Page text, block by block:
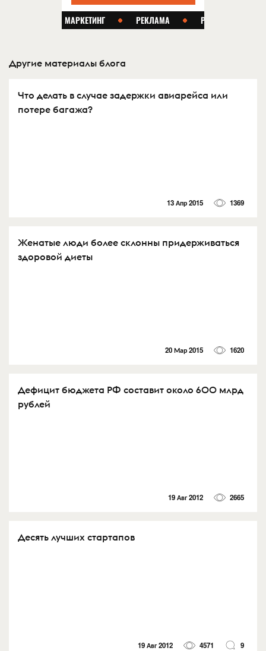
Другие материалы блога
Что делать в случае задержки авиарейса или
потере багажа?
13 Апр 2015 1369
Женатые люди более склонны придерживаться
здоровой диеты
20 Мар 2015 1620
Дефицит бюджета РФ составит около 600 млрд
рублей
19 Авг 2012 2665
Десять лучших стартапов
19 Авг 2012 4571 9